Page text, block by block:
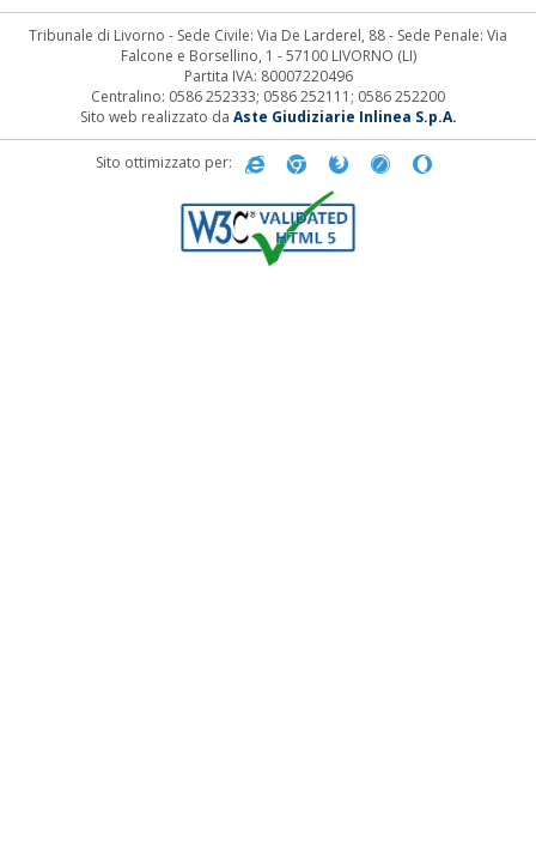
Tribunale di Livorno - Sede Civile: Via De Larderel, 88 - Sede Penale: Via
Falcone e Borsellino, 1 - 57100 LIVORNO (LI)
Partita IVA: 80007220496
Centralino: 0586 252333; 0586 252111; 0586 252200
Sito web realizzato da Aste Giudiziarie Inlinea S.p.A.
Sito ottimizzato per: